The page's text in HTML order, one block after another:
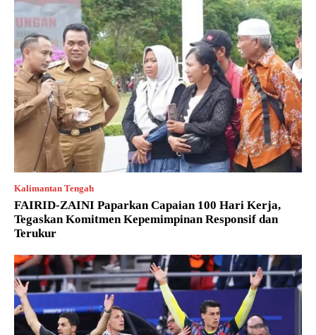
Kalimantan Tengah
FAIRID-ZAINI Paparkan Capaian 100 Hari Kerja,
Tegaskan Komitmen Kepemimpinan Responsif dan
Terukur